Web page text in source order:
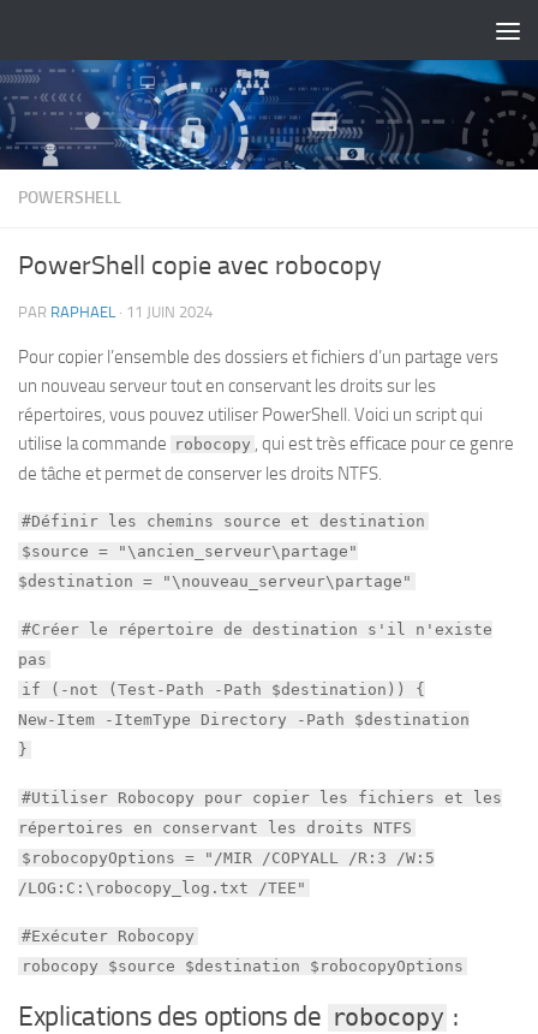
POWERSHELL
PowerShell copie avec robocopy
PAR RAPHAEL · 11 JUIN 2024
Pour copier l’ensemble des dossiers et fichiers d’un partage vers
un nouveau serveur tout en conservant les droits sur les
répertoires, vous pouvez utiliser PowerShell. Voici un script qui
utilise la commande robocopy , qui est très efficace pour ce genre
de tâche et permet de conserver les droits NTFS.
#Définir les chemins source et destination
$source = "\ancien_serveur\partage"
$destination = "\nouveau_serveur\partage"
#Créer le répertoire de destination s'il n'existe
pas
if (-not (Test-Path -Path $destination)) {
New-Item -ItemType Directory -Path $destination
}
#Utiliser Robocopy pour copier les fichiers et les
répertoires en conservant les droits NTFS
$robocopyOptions = "/MIR /COPYALL /R:3 /W:5
/LOG:C:\robocopy_log.txt /TEE"
#Exécuter Robocopy
robocopy $source $destination $robocopyOptions
Explications des options de robocopy :